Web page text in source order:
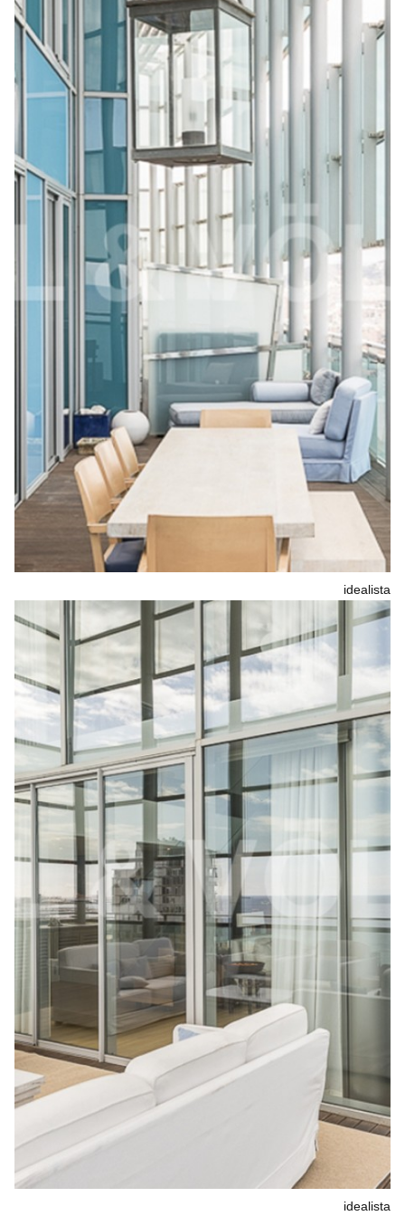
idealista
idealista